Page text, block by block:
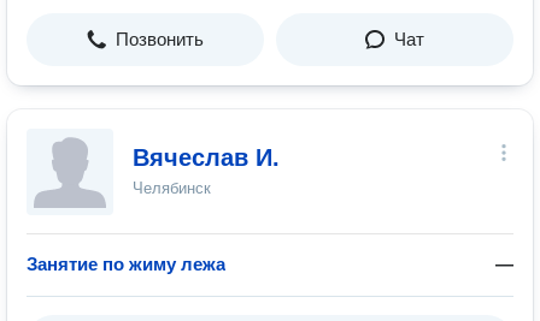
Позвонить Чат
Вячеслав И.
Челябинск
Занятие по жиму лежа —